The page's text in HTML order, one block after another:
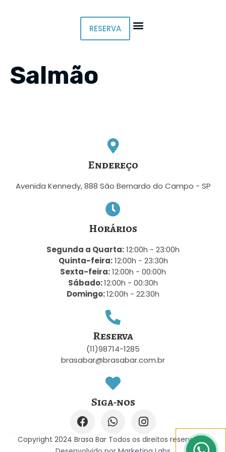
RESERVA
Salmão
Endereço
Avenida Kennedy, 888 São Bernardo do Campo - SP
Horários
Segunda a Quarta:12:00h - 23:00h
Quinta-feira:12:00h - 23:30h
Sexta-feira:12:00h - 00:00h
Sábado:12:00h - 00:30h
Domingo:12:00h - 22:30h
Reserva
(11)98714-1285
brasabar@brasabar.com.br
Siga-nos
Copyright 2024 Brasa Bar Todos os direitos reservados